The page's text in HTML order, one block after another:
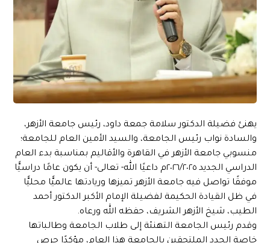
يهنئ فضيلة الدكتور سلامة جمعة داود، رئيس جامعة الأزهر،
والسادة نواب رئيس الجامعة، والسيد الأمين العام للجامعة؛
منسوبي جامعة الأزهر في القاهرة والأقاليم بمناسبة بدء العام
الدراسي الجديد ٢٠٢٦/٢٠٢٥م داعيًا الله- تعالى- أن يكون عامًا دراسيًّا
موفقًا تواصل فيه جامعة الأزهر تميزها وريادتها عالميًّا محليًّا
في ظل القيادة الحكيمة لفضيلة الإمام الأكبر الدكتور أحمد
الطيب، شيخ الأزهر الشريف، حفظه الله ورعاه.
وقدم رئيس الجامعة التهنئة إلى طلاب الجامعة وطالباتها